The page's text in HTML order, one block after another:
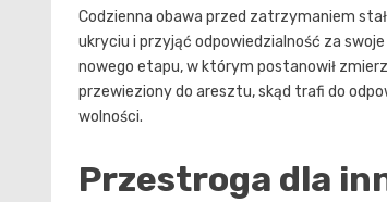
Codzienna obawa przed zatrzymaniem
ukryciu i przyjąć odpowiedzialność za
nowego etapu, w którym postanowił
przewieziony do aresztu, skąd trafi do
wolności.
Przestroga dla